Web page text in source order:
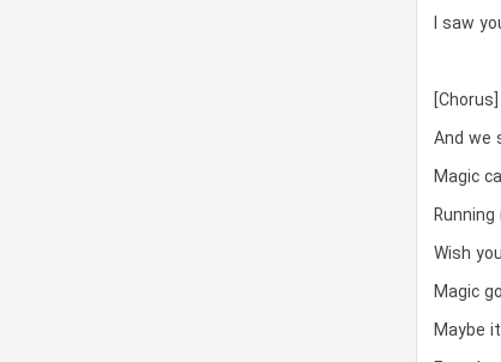
I saw
[Chorus]
And we
Magic
Wish
Magic
Maybe